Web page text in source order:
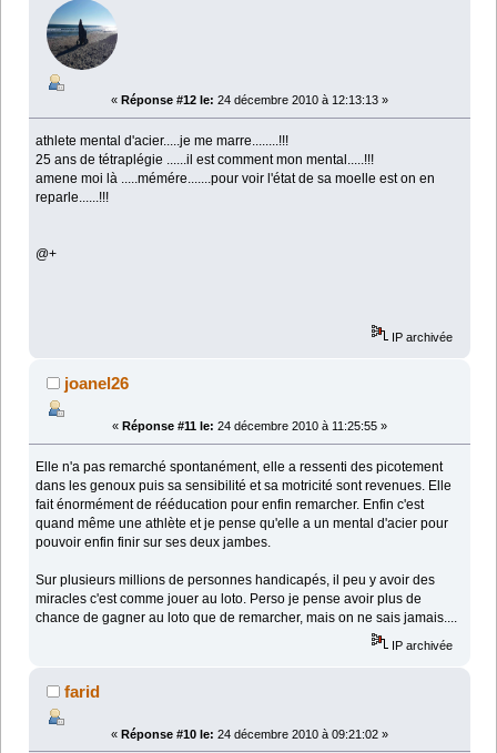
« Réponse #12 le: 24 décembre 2010 à 12:13:13 »
athlete mental d'acier.....je me marre........!!!
25 ans de tétraplégie ......il est comment mon mental.....!!!
amene moi là .....mémére.......pour voir l'état de sa moelle est on en
reparle......!!!
@+
IP archivée
joanel26
« Réponse #11 le: 24 décembre 2010 à 11:25:55 »
Elle n'a pas remarché spontanément, elle a ressenti des picotement
dans les genoux puis sa sensibilité et sa motricité sont revenues. Elle
fait énormément de rééducation pour enfin remarcher. Enfin c'est
quand même une athlète et je pense qu'elle a un mental d'acier pour
pouvoir enfin finir sur ses deux jambes.
Sur plusieurs millions de personnes handicapés, il peu y avoir des
miracles c'est comme jouer au loto. Perso je pense avoir plus de
chance de gagner au loto que de remarcher, mais on ne sais jamais....
IP archivée
farid
« Réponse #10 le: 24 décembre 2010 à 09:21:02 »